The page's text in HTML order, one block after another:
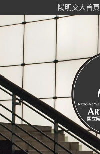
content
陽明交大首頁